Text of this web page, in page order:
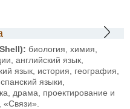
биология, химия,
английский язык,
язык, история, география,
языки,
драма, проектирование и